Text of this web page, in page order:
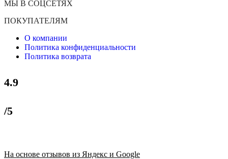
МЫ В СОЦСЕТЯХ
ПОКУПАТЕЛЯМ
О компании
Политика конфиденциальности
Политика возврата
4.9
/5
На основе отзывов из Яндекс и Google